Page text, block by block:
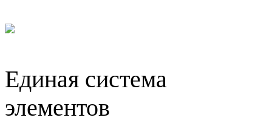
Единая система
элементов